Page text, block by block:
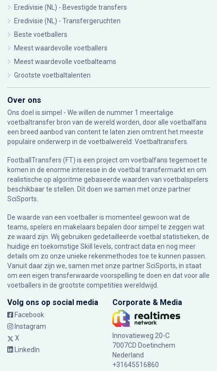
Eredivisie (NL) - Bevestigde transfers
Eredivisie (NL) - Transfergeruchten
Beste voetballers
Meest waardevolle voetballers
Meest waardevolle voetbalteams
Grootste voetbaltalenten
Over ons
Ons doel is simpel - We willen de nummer 1 meertalige
voetbaltransfer bron van de wereld worden, door alle voetbalfans
een breed aanbod van content te laten zien omtrent het meeste
populaire onderwerp in de voetbalwereld: Voetbaltransfers.
FootballTransfers (FT) is een project om voetbalfans tegemoet te
komen in de enorme interesse in de voetbal transfermarkt en om
realistische op algoritme gebaseerde waarden van voetbalspelers
beschikbaar te stellen. Dit doen we samen met onze partner
SciSports
De waarde van een voetballer is momenteel gewoon wat de
teams, spelers en makelaars bepalen door simpel te zeggen wat
ze waard zijn. Wij gebruiken gedetailleerde voetbal statistieken, de
huidige en toekomstige Skill levels, contract data en nog meer
details om zo onze unieke rekenmethodes toe te kunnen passen.
Vanuit daar zijn we, samen met onze partner SciSports, in staat
om een eigen transferwaarde voorspelling te doen en dat voor alle
voetballers in de grootste competities wereldwijd.
Volg ons op social media
Facebook
Instagram
X
LinkedIn
Corporate & Media
Innovatieweg 20-C
7007CD Doetinchem
Nederland
+31645516860